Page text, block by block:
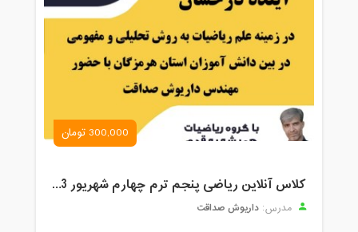
300,000 تومان
کلاس آنلاین ریاضی پنجم ترم چهارم شهریور 1403
مدرس: داریوش صداقت